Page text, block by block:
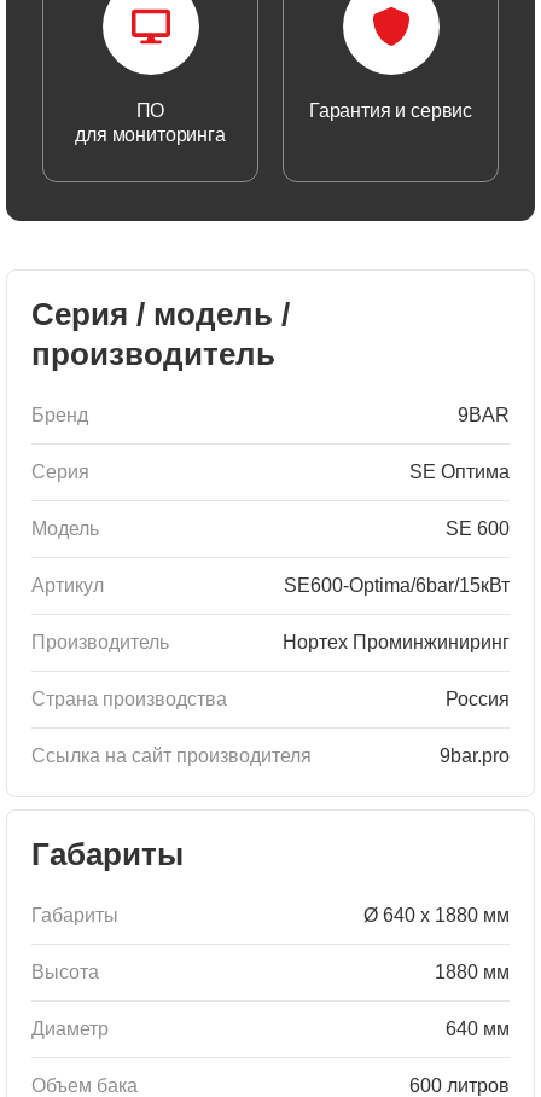
ПО
для мониторинга
Гарантия и сервис
Серия / модель /
производитель
Бренд 9BAR
Серия SE Оптима
Модель SE 600
Артикул SE600-Optima/6bar/15кВт
Производитель Нортех Проминжиниринг
Страна производства Россия
Ссылка на сайт производителя 9bar.pro
Габариты
Габариты Ø 640 x 1880 мм
Высота 1880 мм
Диаметр 640 мм
Объем бака 600 литров